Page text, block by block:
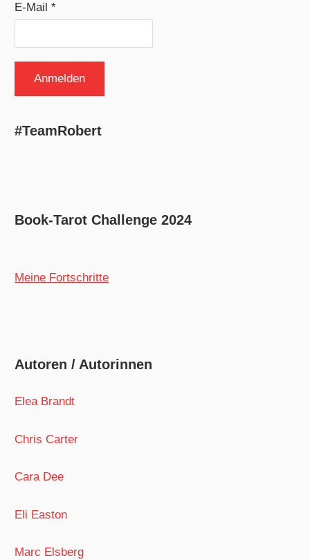
E-Mail *
#TeamRobert
Book-Tarot Challenge 2024
Meine Fortschritte
Autoren / Autorinnen
Elea Brandt
Chris Carter
Cara Dee
Eli Easton
Marc Elsberg